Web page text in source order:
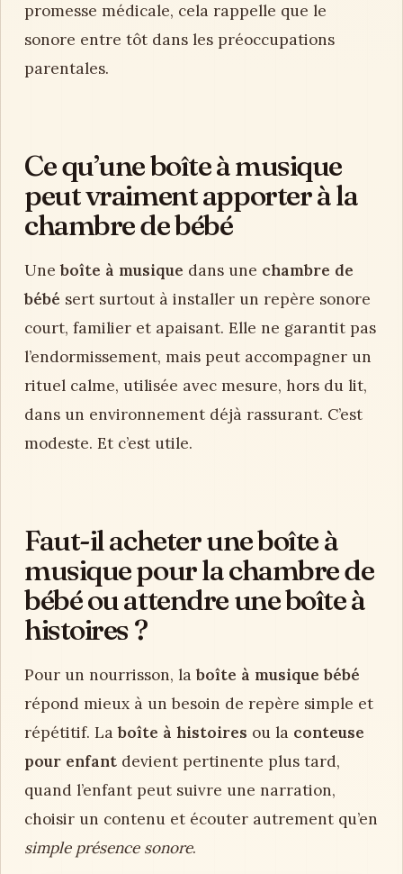
promesse médicale, cela rappelle que le
sonore entre tôt dans les préoccupations
parentales.
Ce qu’une boîte à musique
peut vraiment apporter à la
chambre de bébé
Uneboîte à musique dans une chambre de
bébé sert surtout à installer un repère sonore
court, familier et apaisant. Elle ne garantit pas
l’endormissement, mais peut accompagner un
rituel calme, utilisée avec mesure, hors du lit,
dans un environnement déjà rassurant. C’est
modeste. Et c’est utile.
Faut-il acheter une boîte à
musique pour la chambre de
bébé ou attendre une boîte à
histoires ?
Pour un nourrisson, laboîte à musique bébé
répond mieux à un besoin de repère simple et
répétitif. Laboîte à histoires ou la conteuse
pour enfant devient pertinente plus tard,
quand l’enfant peut suivre une narration,
choisir un contenu et écouter autrement qu’en
simple présence sonore.